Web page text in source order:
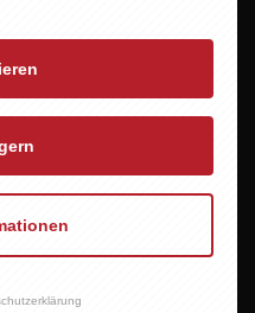
triple casked